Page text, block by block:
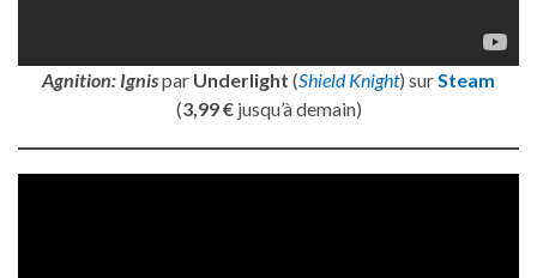
Agnition: Ignispar Underlight (Shield Knight) surSteam
(3,99 €jusqu’à demain)